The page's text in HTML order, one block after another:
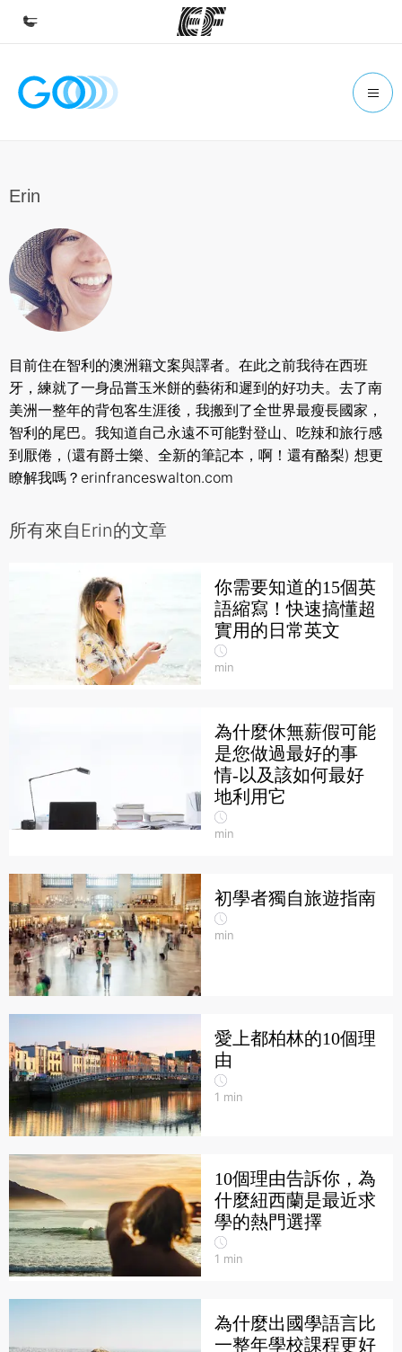
首頁
查找您附近的辦公室
關於我們
公司資訊
加入我們
Erin
目前住在智利的澳洲籍文案與譯者。在此之前我待在西班
牙，練就了一身品嘗玉米餅的藝術和遲到的好功夫。去了南
美洲一整年的背包客生涯後，我搬到了全世界最瘦長國家，
智利的尾巴。我知道自己永遠不可能對登山、吃辣和旅行感
到厭倦，(還有爵士樂、全新的筆記本，啊！還有酪梨) 想更
瞭解我嗎？erinfranceswalton.com
所有來自Erin的文章
你需要知道的15個英
語縮寫！快速搞懂超
實用的日常英文
min
為什麼休無薪假可能
是您做過最好的事
情-以及該如何最好
地利用它
min
初學者獨自旅遊指南
min
愛上都柏林的10個理
由
1 min
10個理由告訴你，為
什麼紐西蘭是最近求
學的熱門選擇
1 min
為什麼出國學語言比
一整年學校課程更好